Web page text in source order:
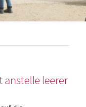
anstelle leerer